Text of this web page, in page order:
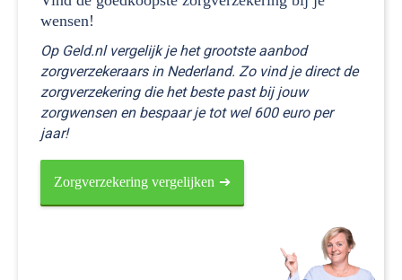
wensen!
Op Geld.nl vergelijk je het grootste aanbod
zorgverzekeraars in Nederland. Zo vind je direct de
zorgverzekering die het beste past bij jouw
zorgwensen en bespaar je tot wel 600 euro per
jaar!
Zorgverzekering vergelijken